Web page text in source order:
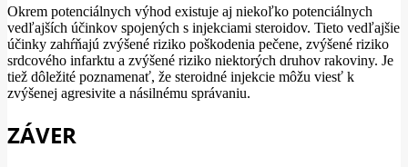
Okrem potenciálnych výhod existuje aj niekoľko potenciálnych
vedľajších účinkov spojených s injekciami steroidov. Tieto vedľajšie
účinky zahŕňajú zvýšené riziko poškodenia pečene, zvýšené riziko
srdcového infarktu a zvýšené riziko niektorých druhov rakoviny. Je
tiež dôležité poznamenať, že steroidné injekcie môžu viesť k
zvýšenej agresivite a násilnému správaniu.
ZÁVER